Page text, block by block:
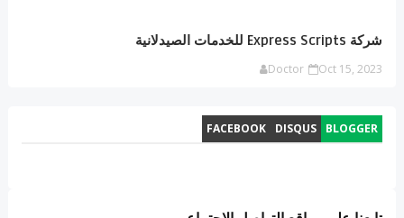
شركة Express Scripts للخدمات الصيدلانية
Doctor Oct 15, 2023
BLOGGER
DISQUS
FACEBOOK